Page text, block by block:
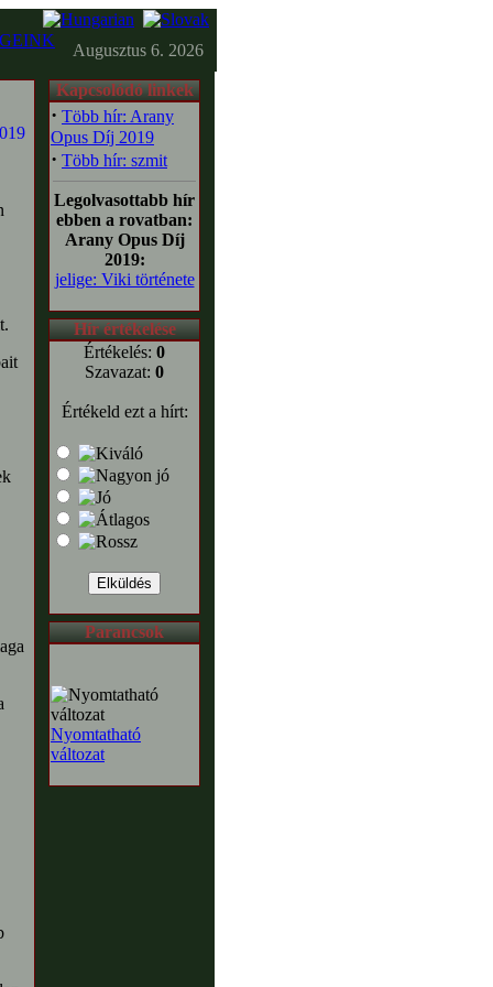
Augusztus 6. 2026
Kapcsolódó linkek
· Több hír: Arany
Opus Díj 2019
· Több hír: szmit
Legolvasottabb hír
ebben a rovatban:
Arany Opus Díj
2019:
jelige: Viki története
Hír értékelése
Értékelés: 0
Szavazat: 0
Értékeld ezt a hírt:
Parancsok
Nyomtatható
változat